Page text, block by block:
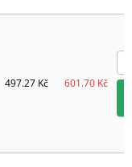
497.27 Kč 601.70 Kč